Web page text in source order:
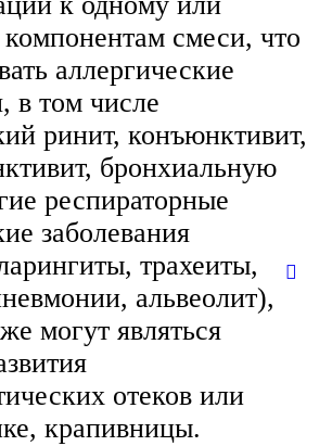
смеси, что
аллергические
в том числе
ринит, конъюнктивит,
бронхиальную
респираторные
заболевания
трахеиты,
альвеолит),
могут являться
отеков или
крапивницы.